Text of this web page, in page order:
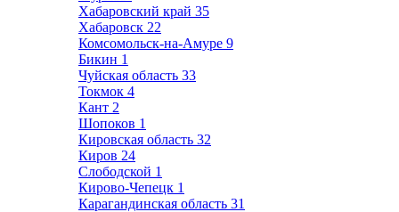
Хабаровский край 35
Хабаровск 22
Комсомольск-на-Амуре 9
Бикин 1
Чуйская область 33
Токмок 4
Кант 2
Шопоков 1
Кировская область 32
Киров 24
Слободской 1
Кирово-Чепецк 1
Карагандинская область 31